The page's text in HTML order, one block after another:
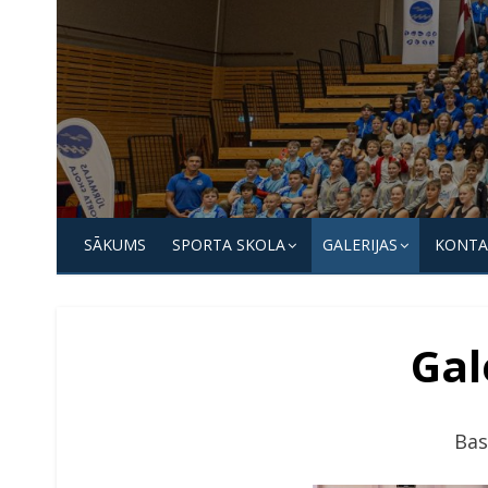
to
content
Jūrmalas
Sporta
skola
SĀKUMS SPORTA SKOLA GALERIJAS